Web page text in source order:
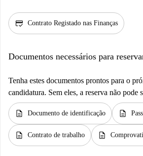
credit_score Contrato Registado nas Finanças
Documentos necessários para
Tenha estes documentos prontos para o
candidatura. Sem eles, a reserva não pode
description Documento de identificação description
description Contrato de trabalho description